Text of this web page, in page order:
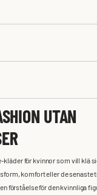
UTAN
kläder för kvinnor som vill klä
komfort eller de senaste
förståelse för den kvinnliga